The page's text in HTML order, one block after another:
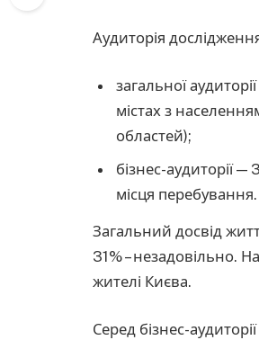
Аудиторія
загальної
містах з
областей);
бізнес-аудиторії
місця перебування.
Загальний досвід
31% – незадовільно.
жителі Києва.
Серед бізнес-